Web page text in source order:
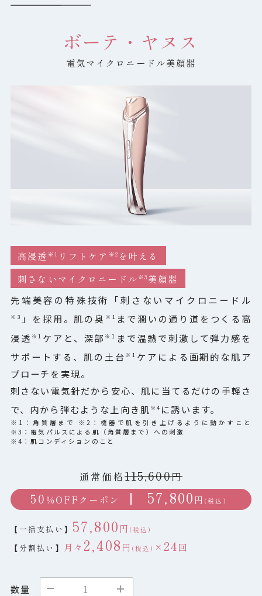
BRAND INTRODUCTION
ご利用ガイド
FAQ
NEWS
COLUMN
注文履歴/お気に入り
CONTACT
ボーテ・ヤヌス
電気マイクロニードル美顔器
高浸透 ※1 リフトケア ※2 を叶える
刺さないマイクロニードル ※3 美顔器
先端美容の特殊技術「刺さないマイクロニードル
※3 」を採用。肌の奥 ※1 まで潤いの通り道をつくる高
浸透 ※1 ケアと、深部 ※1 まで温熱で刺激して弾力感を
サポートする、肌の土台 ※1 ケアによる画期的な肌ア
プローチを実現。
刺さない電気針だから安心、肌に当てるだけの手軽さ
で、内から弾むような上向き肌 ※4 に誘います。
※1：角質層まで ※2：機器で肌を引き上げるように動かすこと
※3：電気パルスによる肌（角質層まで）への刺激
※4：肌コンディションのこと
通常価格115,600円
50 ％OFFクーポン 57,800 円 (税込)
【一括支払い】 57,800 円 (税込)
【分割払い】 月々2,408 円 (税込) × 24回
数量